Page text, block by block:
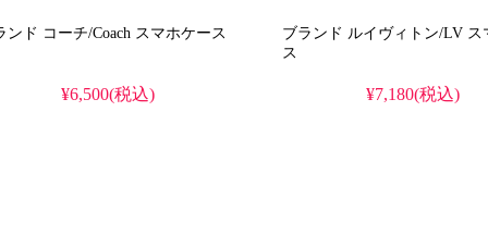
ブランド コーチ/Coach スマホケース
¥6,500(税込)
ブランド ルイヴィトン/LV スマホケー
ス
¥7,180(税込)